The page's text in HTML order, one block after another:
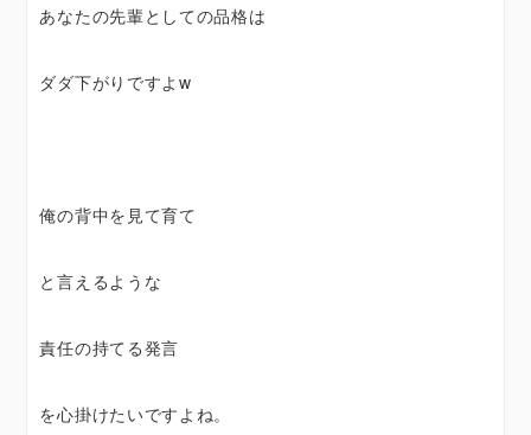
あなたの先輩としての品格は
ダダ下がりですよw
俺の背中を見て育て
と言えるような
責任の持てる発言
を心掛けたいですよね。